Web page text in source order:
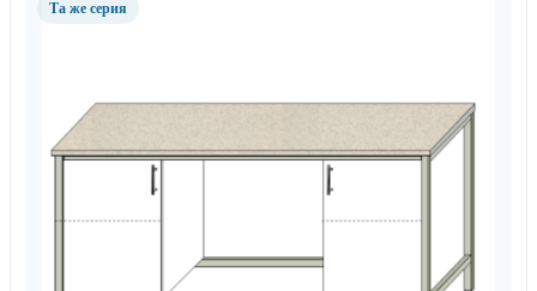
Та же серия